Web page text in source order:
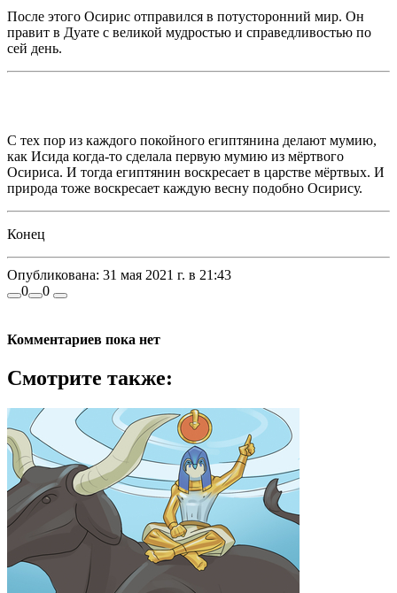
После этого Осирис отправился в потусторонний мир. Он
правит в Дуате с великой мудростью и справедливостью по
сей день.
С тех пор из каждого покойного египтянина делают мумию,
как Исида когда-то сделала первую мумию из мёртвого
Осириса. И тогда египтянин воскресает в царстве мёртвых. И
природа тоже воскресает каждую весну подобно Осирису.
Конец
Опубликована: 31 мая 2021 г. в 21:43
0
0
Комментариев пока нет
Смотрите также: